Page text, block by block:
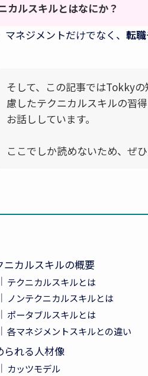
カルスキルとはなにか？
ネジメントだけでなく、 転職
そして、この記事ではTokky
慮したテクニカルスキルの習
お話ししています。
ここでしか読めないため、ぜ
ニカルスキルの概要
テクニカルスキルとは
ノンテクニカルスキルとは
ポータブルスキルとは
各マネジメントスキルとの違い
られる人材像
カッツモデル